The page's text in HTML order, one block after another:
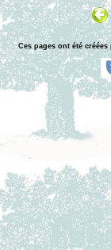
Ces pages ont été